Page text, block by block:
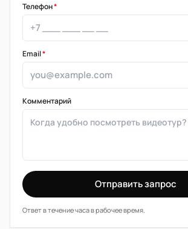
Телефон*
Email*
Комментарий
Отправить запрос
Ответ в течение часа в рабочее время.